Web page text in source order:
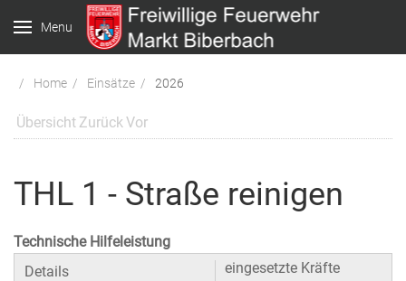
Menu
Home Einsätze 2026
Übersicht ZurückVor
THL 1 - Straße reinigen
Technische Hilfeleistung
Details
eingesetzte Kräfte